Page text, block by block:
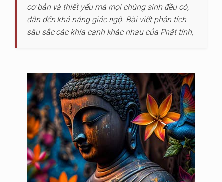
cơ bản và thiết yếu mà mọi chúng sinh đều có,
dẫn đến khả năng giác ngộ. Bài viết phân tích
sâu sắc các khía cạnh khác nhau của Phật tính,